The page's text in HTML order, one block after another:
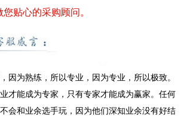
您贴心的采购顾问。
因为熟练，所以专业，因为专业，所以极致。
才能成为专家，只有专家才能成为赢家。任何
会和业余选手玩，因为他们深知业余没有好结